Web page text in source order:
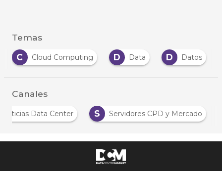
Temas
C
Cloud Computing D Data D Datos
Canales
Noticias Data Center S Servidores CPD y Mercado